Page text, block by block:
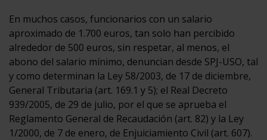
En muchos casos, funcionarios con un salario
aproximado de 1.700 euros, tan solo han percibido
alrededor de 500 euros, sin respetar, al menos, el
abono del salario mínimo, denuncian desde SPJ-USO, tal
y como determinan la Ley 58/2003, de 17 de diciembre,
General Tributaria (art. 169.1 y 5); el Real Decreto
939/2005, de 29 de julio, por el que se aprueba el
Reglamento General de Recaudación (art. 82) y la Ley
1/2000, de 7 de enero, de Enjuiciamiento Civil (art. 607).